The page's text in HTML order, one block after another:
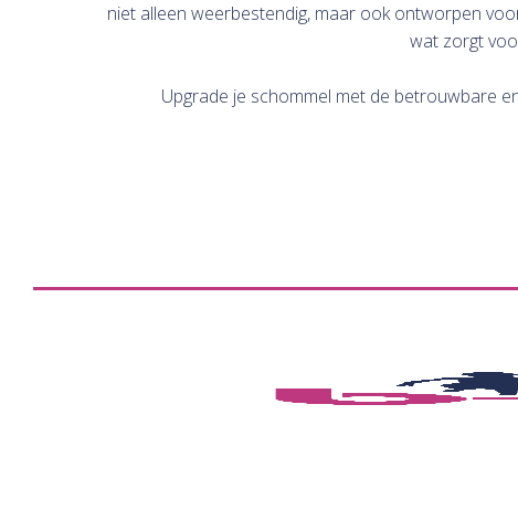
niet alleen weerbestendig, maar ook ontworpen
wat zorgt
Upgrade je schommel met de betrouwbare